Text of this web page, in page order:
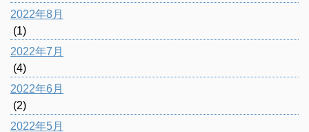
2022年8月
(1)
2022年7月
(4)
2022年6月
(2)
2022年5月